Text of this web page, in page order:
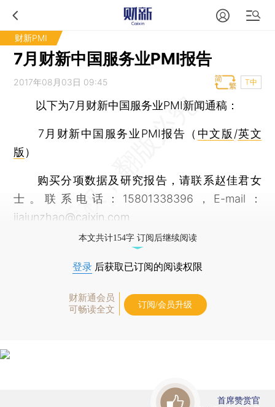
财新PMI
7月财新中国服务业PMI报告
2017年08月03日 09:45 T中
以下为7月财新中国服务业PMI新闻通稿：
7月财新中国服务业PMI报告（ 中文版 /英文
版 ）
购买分项数据及研究报告，请联系赵佳君女
士。联系电话：15801338396，E-mail：
jiajunzhao@caixin.com
本文共计154字 订阅后继续阅读
登录 后获取已订阅的阅读权限
财新通会员
可畅读全文
订阅/会员升级
首席赞赏官